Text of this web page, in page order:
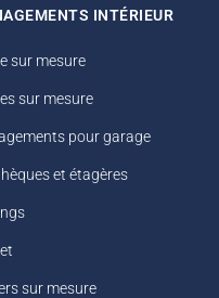
INTÉRIEUR
sur mesure
sur mesure
pour garage
et étagères
sur mesure